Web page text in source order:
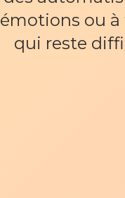
émotions ou
qui reste